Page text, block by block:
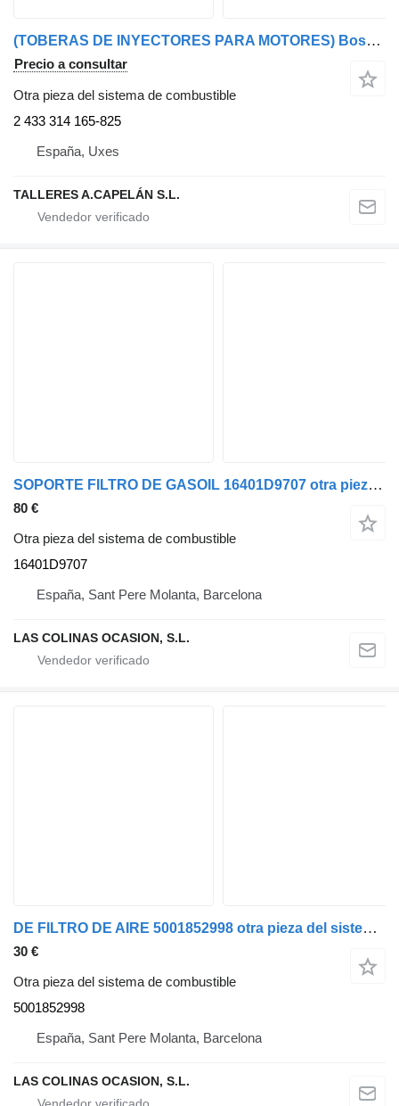
(TOBERAS DE INYECTORES PARA MOTORES) Bosch 2 433 314 165-825 (TOBERAS DE INYECTORES PARA MOTORES MARINOS) para barco
Precio a consultar
Otra pieza del sistema de combustible
2 433 314 165-825
España, Uxes
TALLERES A.CAPELÁN S.L.
SOPORTE FILTRO DE GASOIL 16401D9707 otra pieza del sistema de combustible para Nissan CABSTAR E vehículo comercial
80 €
Otra pieza del sistema de combustible
16401D9707
España, Sant Pere Molanta, Barcelona
LAS COLINAS OCASION, S.L.
DE FILTRO DE AIRE 5001852998 otra pieza del sistema de combustible para Renault Midlum camión
30 €
Otra pieza del sistema de combustible
5001852998
España, Sant Pere Molanta, Barcelona
LAS COLINAS OCASION, S.L.